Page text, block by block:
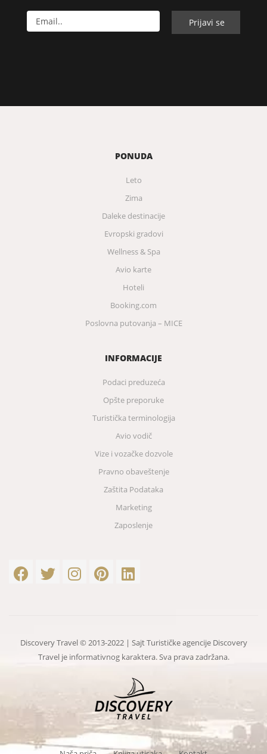
PONUDA
Leto
Zima
Daleke destinacije
Evropski gradovi
Wellness & Spa
Avio karte
Hoteli
Booking.com
Poslovna putovanja – MICE
INFORMACIJE
Podaci preduzeća
Opšte preporuke
Turistička terminologija
Avio vodič
Vize i vozačke dozvole
Pravno obaveštenje
Zaštita Podataka
Marketing
Zaposlenje
Discovery Travel © 2013-2022 | Sajt Turističke agencije Discovery
Travel je informativnog karaktera. Sva prava zadržana.